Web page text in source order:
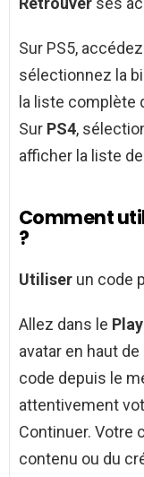
Sur PS5,
sélectionnez la
la liste complète
Sur PS4,
afficher la liste
Comment
?
Utiliser un code
Allez dans le
avatar en haut
code depuis le
attentivement
Continuer. Votre
contenu ou du